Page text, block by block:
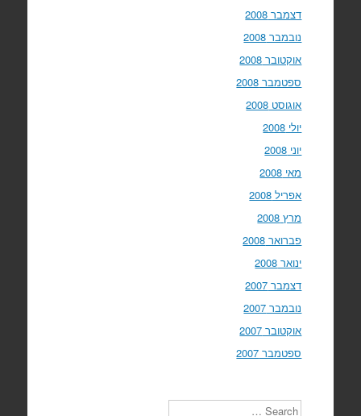
דצמבר 2008
נובמבר 2008
אוקטובר 2008
ספטמבר 2008
אוגוסט 2008
יולי 2008
יוני 2008
מאי 2008
אפריל 2008
מרץ 2008
פברואר 2008
ינואר 2008
דצמבר 2007
נובמבר 2007
אוקטובר 2007
ספטמבר 2007
Search